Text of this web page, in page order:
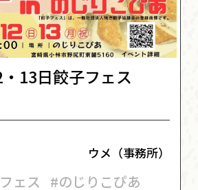
13日餃子フェス
ウメ（事務所）
ェス #のじりこぴあ